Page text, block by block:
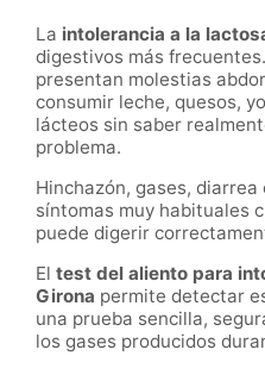
La intolerancia a la
digestivos más
presentan molestias
consumir leche, quesos,
lácteos sin saber
problema.
Hinchazón, gases,
síntomas muy habituales
puede digerir
El test del aliento para
Girona permite detectar
una prueba sencilla,
los gases producidos